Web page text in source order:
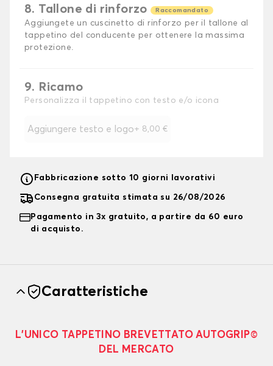
8. Tallone di rinforzo Raccomandato
Aggiungete un cuscinetto di rinforzo per il tallone al
tappetino del conducente per ottenere la massima
protezione.
9. Ricamo
Personalizza il tappetino con testo e/o icona
Aggiungere testo e logo+ 8,00 €
Fabbricazione sotto 10 giorni lavorativi
Consegna gratuita stimata su 26/08/2026
Pagamento in 3x gratuito, a partire da 60 euro
di acquisto.
Caratteristiche
L’UNICO TAPPETINO BREVETTATO AUTOGRIP©
DEL MERCATO